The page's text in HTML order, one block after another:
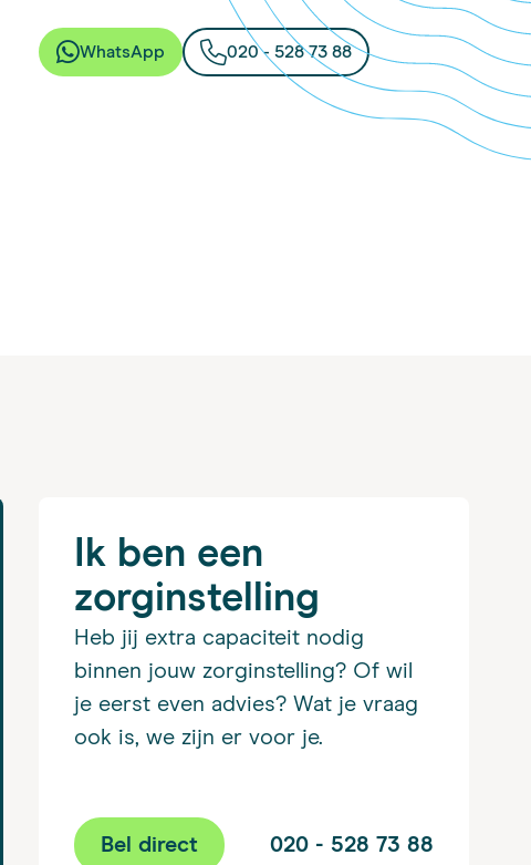
WhatsApp 020 - 528 73 88
Ik ben een
zorginstelling
Heb jij extra capaciteit nodig
binnen jouw zorginstelling? Of wil
je eerst even advies? Wat je vraag
ook is, we zijn er voor je.
Bel direct 020 - 528 73 88